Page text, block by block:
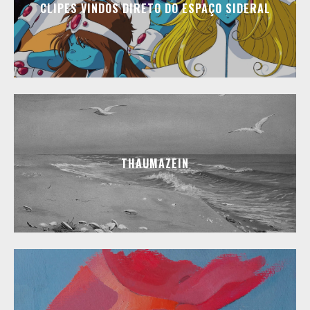
CLIPES VINDOS DIRETO DO ESPAÇO SIDERAL
THAUMAZEIN